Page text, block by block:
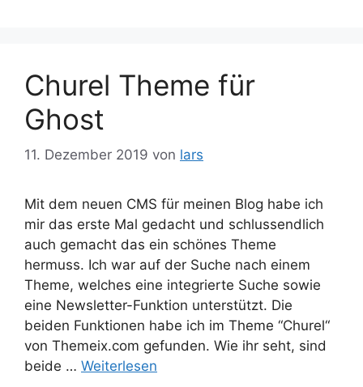
Churel Theme für
Ghost
11. Dezember 2019 von lars
Mit dem neuen CMS für meinen Blog habe ich
mir das erste Mal gedacht und schlussendlich
auch gemacht das ein schönes Theme
hermuss. Ich war auf der Suche nach einem
Theme, welches eine integrierte Suche sowie
eine Newsletter-Funktion unterstützt. Die
beiden Funktionen habe ich im Theme “Churel“
von Themeix.com gefunden. Wie ihr seht, sind
beide … Weiterlesen